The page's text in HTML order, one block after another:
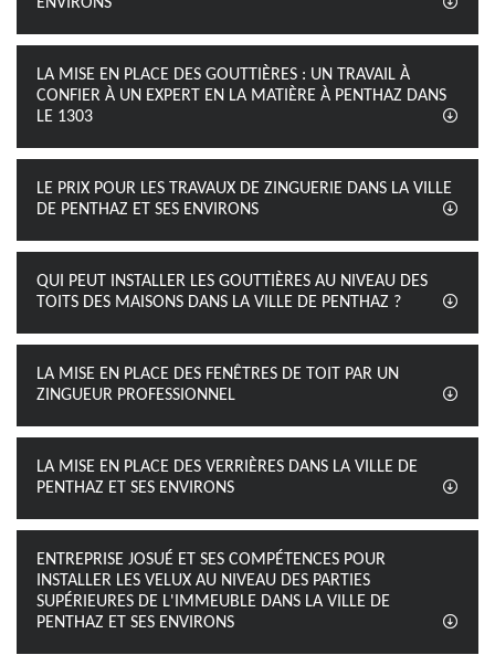
LA MISE EN PLACE DES GOUTTIÈRES : UN TRAVAIL À
CONFIER À UN EXPERT EN LA MATIÈRE À PENTHAZ DANS
LE 1303
LE PRIX POUR LES TRAVAUX DE ZINGUERIE DANS LA VILLE
DE PENTHAZ ET SES ENVIRONS
QUI PEUT INSTALLER LES GOUTTIÈRES AU NIVEAU DES
TOITS DES MAISONS DANS LA VILLE DE PENTHAZ ?
LA MISE EN PLACE DES FENÊTRES DE TOIT PAR UN
ZINGUEUR PROFESSIONNEL
LA MISE EN PLACE DES VERRIÈRES DANS LA VILLE DE
PENTHAZ ET SES ENVIRONS
ENTREPRISE JOSUÉ ET SES COMPÉTENCES POUR
INSTALLER LES VELUX AU NIVEAU DES PARTIES
SUPÉRIEURES DE L'IMMEUBLE DANS LA VILLE DE
PENTHAZ ET SES ENVIRONS